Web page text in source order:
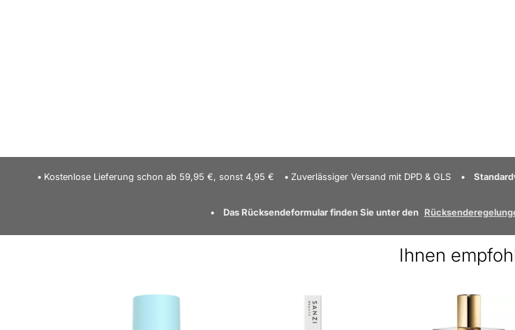
Kostenlose Lieferung schon ab 59,95 €, sonst 4,95 € Zuverlässiger Versand mit DPD & GLS
Das Rücksendeformular finden Sie unter den
Ihnen